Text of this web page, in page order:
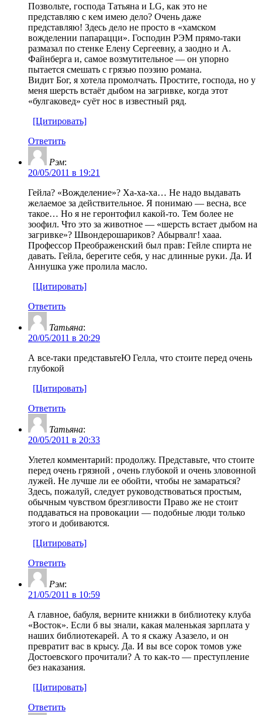
Позвольте, господа Татьяна и LG, как это не
представляю с кем имею дело? Очень даже
представляю! Здесь дело не просто в «хамском
вожделении папарацци». Господин РЭМ прямо-таки
размазал по стенке Елену Сергеевну, а заодно и А.
Файнберга и, самое возмутительное — он упорно
пытается смешать с грязью поэзию романа.
Видит Бог, я хотела промолчать. Простите, господа, но у
меня шерсть встаёт дыбом на загривке, когда этот
«булгаковед» суёт нос в известный ряд.
[Цитировать]
Ответить
Рэм:
20/05/2011 в 19:21
Гейла? «Вожделение»? Ха-ха-ха… Не надо выдавать
желаемое за действительное. Я понимаю — весна, все
такое… Но я не геронтофил какой-то. Тем более не
зоофил. Что это за животное — «шерсть встает дыбом на
загривке»? Швондерошариков? Абырвалг! хааа.
Профессор Преображенский был прав: Гейле спирта не
давать. Гейла, берегите себя, у нас длинные руки. Да. И
Аннушка уже пролила масло.
[Цитировать]
Ответить
Татьяна:
20/05/2011 в 20:29
А все-таки представьтеЮ Гелла, что стоите перед очень
глубокой
[Цитировать]
Ответить
Татьяна:
20/05/2011 в 20:33
Улетел комментарий: продолжу. Представьте, что стоите
перед очень грязной , очень глубокой и очень зловонной
лужей. Не лучше ли ее обойти, чтобы не замараться?
Здесь, пожалуй, следует руководствоваться простым,
обычным чувством брезгливости Право же не стоит
поддаваться на провокации — подобные люди только
этого и добиваются.
[Цитировать]
Ответить
Рэм:
21/05/2011 в 10:59
А главное, бабуля, верните книжки в библиотеку клуба
«Восток». Если б вы знали, какая маленькая зарплата у
наших библиотекарей. А то я скажу Азазело, и он
превратит вас в крысу. Да. И вы все сорок томов уже
Достоевского прочитали? А то как-то — преступление
без наказания.
[Цитировать]
Ответить